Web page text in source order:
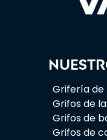
Grifería de
Grifos de
Grifos de
Grifos de